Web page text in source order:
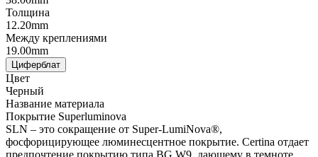
Толщина
12.20mm
Между креплениями
19.00mm
Циферблат
Цвет
Черный
Название материала
Покрытие Superluminova
SLN – это сокращение от Super-LumiNova®,
фосфорицирующее люминесцентное покрытие. Certina отдает